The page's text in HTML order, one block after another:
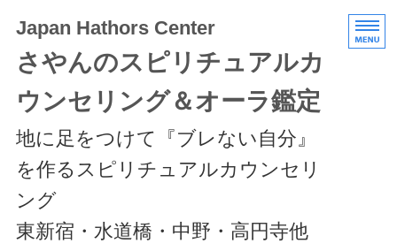
Japan Hathors Center
さやんのスピリチュアルカ
ウンセリング＆オーラ鑑定
地に足をつけて『ブレない自分』
を作るスピリチュアルカウンセリ
ング
東新宿・水道橋・中野・高円寺他